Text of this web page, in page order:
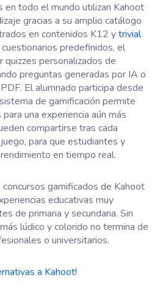
en todo el mundo utilizan Kahoot
gracias a su amplio catálogo
en contenidos K12 ytrivial
predefinidos, el
personalizados de
preguntas generadas por IA o
El alumnado participa desde
de gamificación permite
una experiencia aún más
compartirse tras cada
para que estudiantes y
en tiempo real.
gamificados de Kahoot
educativas muy
de primaria y secundaria. Sin
lúdico y colorido no termina de
o universitarios.
a Kahoot!